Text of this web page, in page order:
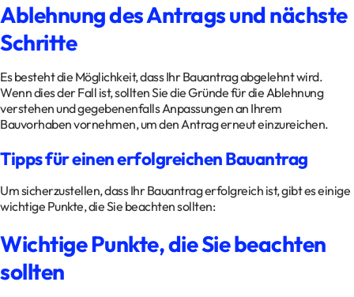
Ablehnung des Antrags und nächste
Schritte
Es besteht die Möglichkeit, dass Ihr Bauantrag abgelehnt wird.
Wenn dies der Fall ist, sollten Sie die Gründe für die Ablehnung
verstehen und gegebenenfalls Anpassungen an Ihrem
Bauvorhaben vornehmen, um den Antrag erneut einzureichen.
Tipps für einen erfolgreichen Bauantrag
Um sicherzustellen, dass Ihr Bauantrag erfolgreich ist, gibt es einige
wichtige Punkte, die Sie beachten sollten:
Wichtige Punkte, die Sie beachten
sollten